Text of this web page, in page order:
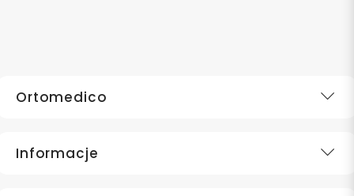
Ortomedico
Informacje